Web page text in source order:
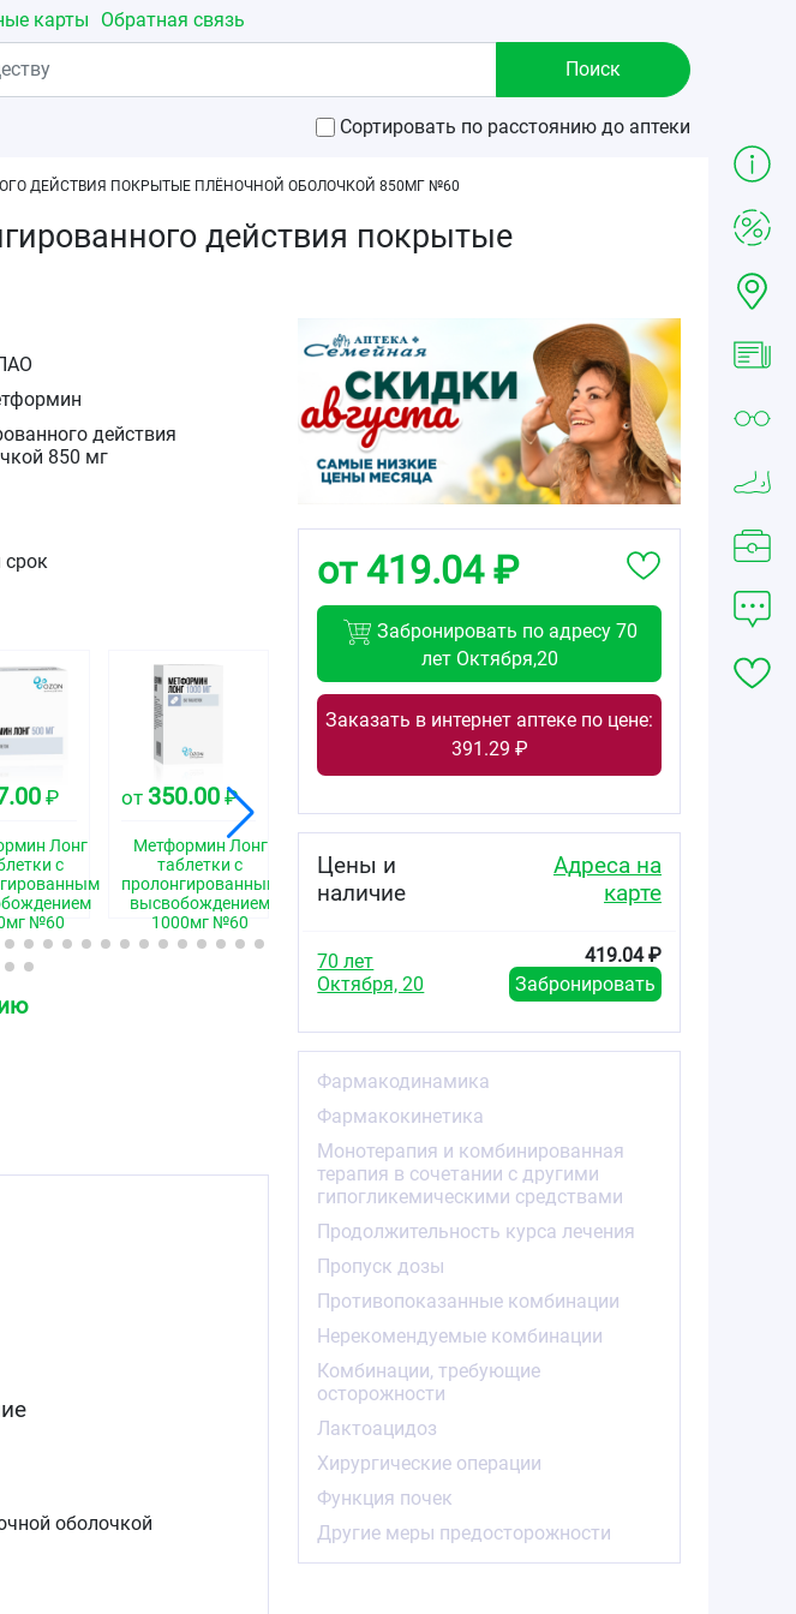
карты Обратная связь
Сортировать по расстоянию до аптеки
ДЕЙСТВИЯ ПОКРЫТЫЕ ПЛЁНОЧНОЙ ОБОЛОЧКОЙ 850МГ №60
действия покрытые
действия
850 мг
₽
Лонг
с
№60
от 350.00 ₽
Метформин Лонг
таблетки с
пролонгированным
высвобождением
1000мг №60
таблетки с
пролонгированным
высвобождением
Санофи
таблетки
1000мг №60
оболочкой
от 419.04 ₽
Забронировать по адресу 70
лет Октября,20
Заказать в интернет аптеке по цене:
391.29 ₽
Цены и
наличие
Адреса на
карте
70 лет
Октября, 20
419.04 ₽
Забронировать
Фармакодинамика
Фармакокинетика
Монотерапия и комбинированная
терапия в сочетании с другими
гипогликемическими средствами
Продолжительность курса лечения
Пропуск дозы
Противопоказанные комбинации
Нерекомендуемые комбинации
Комбинации, требующие
осторожности
Лактоацидоз
Хирургические операции
Функция почек
Другие меры предосторожности